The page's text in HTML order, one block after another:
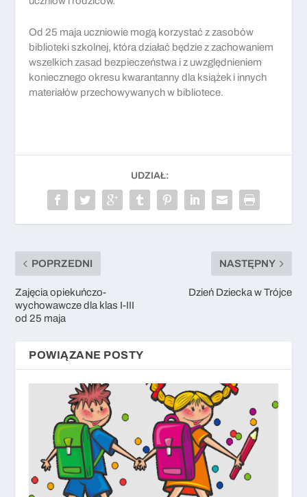
Od 25 maja uczniowie mogą korzystać z zasobów
biblioteki szkolnej, która działać będzie z zachowaniem
wszelkich zasad bezpieczeństwa i z uwzględnieniem
koniecznego okresu kwarantanny dla książek i innych
materiałów przechowywanych w bibliotece.
UDZIAŁ:
POPRZEDNI
Zajęcia opiekuńczo-
wychowawcze dla klas I-III
od 25 maja
NASTĘPNY
Dzień Dziecka w Trójce
POWIĄZANE POSTY